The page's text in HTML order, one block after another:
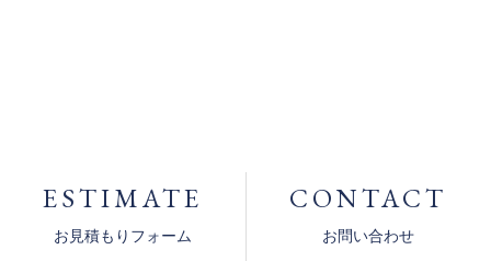
ESTIMATE
お見積もりフォーム
CONTACT
お問い合わせ